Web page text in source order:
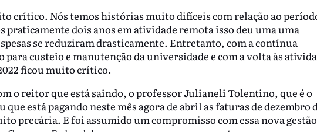
crítico. Nós temos histórias muito difíceis com relação ao
praticamente dois anos em atividade remota isso deu uma uma
se reduziram drasticamente. Entretanto, com a contínua
para custeio e manutenção da universidade e com a volta às
ficou muito crítico.
o reitor que está saindo, o professor Julianeli Tolentino, que é o
que está pagando neste mês agora de abril as faturas de dezembro
precária. E foi assumido um compromisso com essa nova